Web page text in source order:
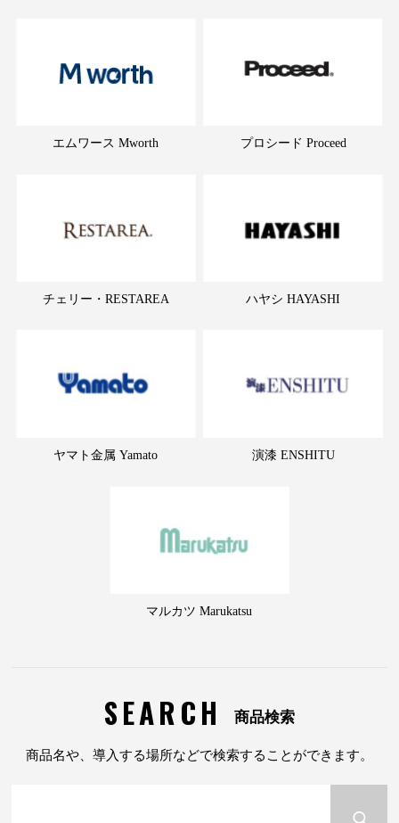
エムワース Mworth プロシード Proceed
チェリー・RESTAREA ハヤシ HAYASHI
ヤマト金属 Yamato 演漆 ENSHITU
マルカツ Marukatsu
SEARCH 商品検索
商品名や、導入する場所などで検索することができます。